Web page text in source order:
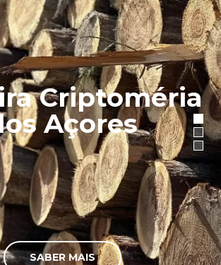
Criptoméria
Açores
SABER MAIS